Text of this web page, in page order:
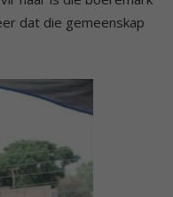
dat die gemeenskap